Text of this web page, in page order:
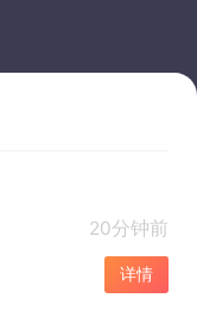
20分钟前
详情